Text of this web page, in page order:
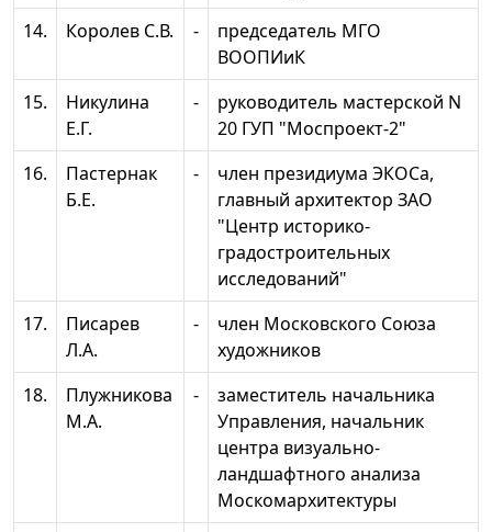
14.
Королев С.В. -
председатель МГО
ВООПИиК
15.
Никулина
Е.Г.
-
руководитель мастерской N
20 ГУП "Моспроект-2"
16.
Пастернак
Б.Е.
-
член президиума ЭКОСа,
главный архитектор ЗАО
"Центр историко-
градостроительных
исследований"
17.
Писарев
Л.А.
-
член Московского Союза
художников
18.
Плужникова
М.А.
-
заместитель начальника
Управления, начальник
центра визуально-
ландшафтного анализа
Москомархитектуры